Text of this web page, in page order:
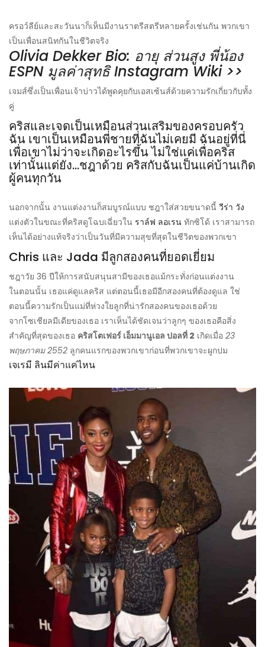
ครอว์ลีย์และสะวันนาก็เห็นมีงานราตรีสตรีหลายครั้งเช่นกัน พวกเขา
เป็นเพื่อนสนิทกันในชีวิตจริง
Olivia Dekker Bio: อายุ ส่วนสูง พี่น้อง
ESPN มูลค่าสุทธิ Instagram Wiki >>
เจมส์ซึ่งเป็นเพื่อนเจ้าบ่าวได้พูดคุยกับเอสเซ้นส์ด้วยความรักเกี่ยวกับทั้ง
คู่
คริสและเจดเป็นเหมือนส่วนเสริมของครอบครัว
ฉัน เขาเป็นเหมือนพี่ชายที่ฉันไม่เคยมี ฉันอยู่ที่นี่
เพื่อเขาไม่ว่าจะเกิดอะไรขึ้น ไม่ใช่แค่เพื่อคริส
เท่านั้นแต่ยัง…ชฎาด้วย คริสกับฉันเป็นแค่บ้านเกิด
ผู้คนทุกวัน
นอกจากนั้น งานแต่งงานก็สมบูรณ์แบบ ชฎาใส่สวยขนาดนี้ วีร่า วัง
แต่งตัวในขณะที่คริสดูโฉบเฉี่ยวใน ราล์ฟ ลอเรน ทักซิโด้ เราสามารถ
เห็นได้อย่างแท้จริงว่าเป็นวันที่มีความสุขที่สุดในชีวิตของพวกเขา
Chris และ Jada มีลูกสองคนที่ยอดเยี่ยม
ชฎาวัย 36 ปีให้การสนับสนุนสามีของเธอแม้กระทั่งก่อนแต่งงาน
ในตอนนั้น เธอแค่ดูแลคริส แต่ตอนนี้เธอมีอีกสองคนที่ต้องดูแล ใช่
ตอนนี้ความรักเป็นแม่ที่ห่วงใยลูกที่น่ารักสองคนของเธอด้วย
จากโซเชียลมีเดียของเธอ เราเห็นได้ชัดเจนว่าลูกๆ ของเธอคือสิ่ง
สำคัญที่สุดของเธอ คริสโตเฟอร์ เอ็มมานูเอล ปอลที่ 2 เกิดเมื่อ 23
พฤษภาคม 2552 ลูกคนแรกของพวกเขาก่อนที่พวกเขาจะผูกปม
เจเรมี ลินมีค่าแค่ไหน